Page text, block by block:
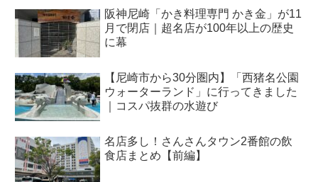
阪神尼崎「かき料理専門 かき金」が11
月で閉店｜超名店が100年以上の歴史
に幕
【尼崎市から30分圏内】「西猪名公園
ウォーターランド」に行ってきました
｜コスパ抜群の水遊び
名店多し！さんさんタウン2番館の飲
食店まとめ【前編】